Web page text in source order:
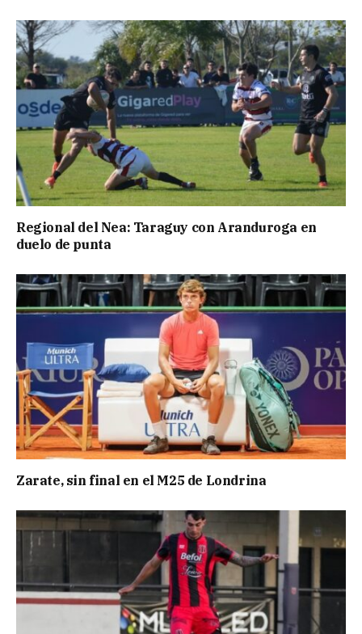
Regional del Nea: Taraguy con Aranduroga en
duelo de punta
Zarate, sin final en el M25 de Londrina